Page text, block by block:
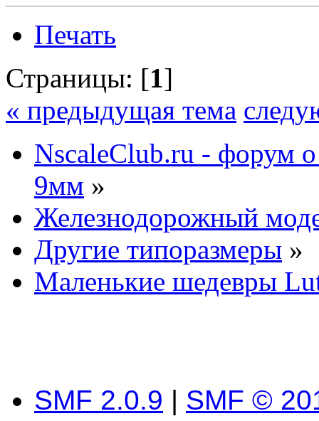
Печать
Страницы: [1]
« предыдущая тема
NscaleClub.ru - форум
9мм »
Железнодорожный
Другие типоразмеры »
Маленькие шедевры
SMF 2.0.9 | SMF ©